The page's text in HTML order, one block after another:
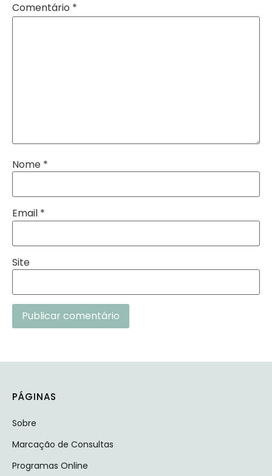
Comentário *
Nome *
Email *
Site
PÁGINAS
Sobre
Marcação de Consultas
Programas Online